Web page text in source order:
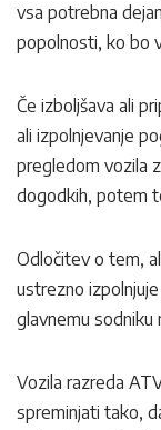
vsa potrebna
popolnosti, ko bo
Če izboljšava ali
ali izpolnjevanje
pregledom vozila
dogodkih, potem
Odločitev o tem,
ustrezno
glavnemu sodniku
Vozila razreda
spreminjati tako,